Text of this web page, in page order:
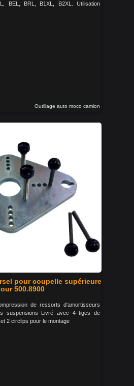
BEL, BRL, B1XL, B2XL. Utilisation
Outillage auto moco camion
pour coupelle supérieure
500.8900
de ressorts d'amortisseurs
suspensions Livré avec 4 tiges de
2 circlips pour le montage